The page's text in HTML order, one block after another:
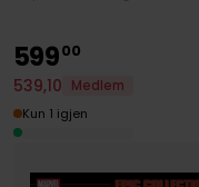
59900
539,10
Medlem
Kun 1 igjen